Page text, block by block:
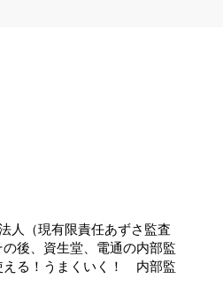
人（現有限責任あずさ監査
後、資生堂、電通の内部監
える！うまくいく！ 内部監